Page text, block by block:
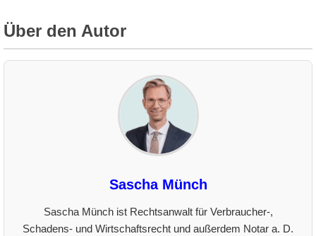
Über den Autor
Sascha Münch
Sascha Münch ist Rechtsanwalt für Verbraucher-,
Schadens- und Wirtschaftsrecht und außerdem Notar a. D.